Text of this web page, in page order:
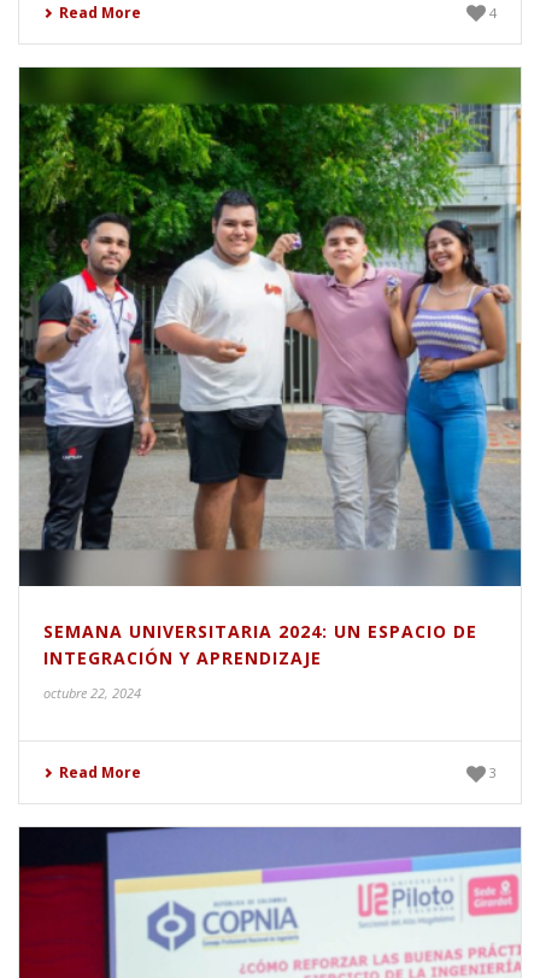
Read More 4
SEMANA UNIVERSITARIA 2024: UN ESPACIO DE
INTEGRACIÓN Y APRENDIZAJE
octubre 22, 2024
Read More 3